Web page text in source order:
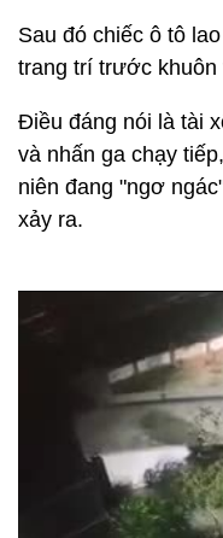
Sau đó chiếc ô tô
trang trí trước khuôn
Điều đáng nói là tài
và nhấn ga chạy
niên đang "ngơ
xảy ra.